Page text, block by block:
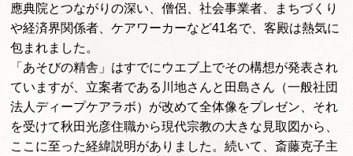
應典院とつながりの深い、僧侶、社会事業者、まちづくり
や経済界関係者、ケアワーカーなど41名で、客殿は熱気に
包まれました。
「あそびの精舎」はすでにウエブ上でその構想が発表され
ていますが、立案者である川地さんと田島さん（一般社団
法人ディープケアラボ）が改めて全体像をプレゼン、それ
を受けて秋田光彦住職から現代宗教の大きな見取図から、
ここに至った経緯説明がありました。続いて、斎藤克子主